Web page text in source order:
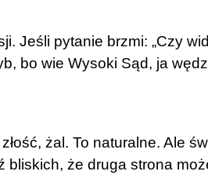
pytanie brzmi: „Czy
bo wie Wysoki Sąd, ja
żal. To naturalne. Ale
że druga strona